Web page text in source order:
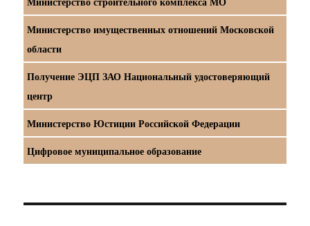
Министерство имущественных отношений Московской
области
Получение ЭЦП ЗАО Национальный удостоверяющий
центр
Министерство Юстиции Российской Федерации
Цифровое муниципальное образование